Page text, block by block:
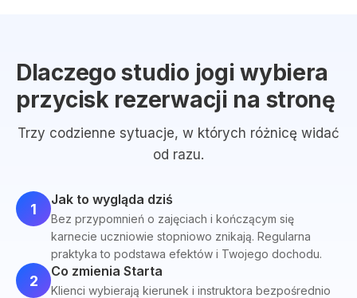
Dlaczego studio jogi wybiera
przycisk rezerwacji na stronę
Trzy codzienne sytuacje, w których różnicę widać
od razu.
1
Jak to wygląda dziś
Bez przypomnień o zajęciach i kończącym się
karnecie uczniowie stopniowo znikają. Regularna
praktyka to podstawa efektów i Twojego dochodu.
2
Co zmienia Starta
Klienci wybierają kierunek i instruktora bezpośrednio